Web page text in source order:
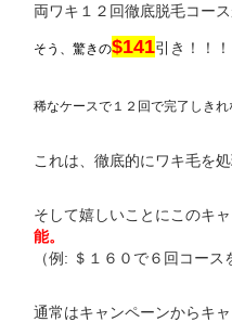
両ワキ１２回徹底脱毛コー
そう、驚きの$141引き！！！
稀なケースで１２回で完了しき
これは、徹底的にワキ毛を
そして嬉しいことにこのキャ
能。
（例: ＄１６０で６回コー
通常はキャンペーンからキ